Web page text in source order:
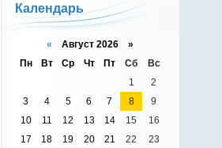
Календарь
« Август 2026 »
Пн
Вт Ср Чт Пт Сб
Вс
1
2
3
4 5 6 7 8
9
10
11 12 13 14 15
16
17
18 19 20 21 22
23